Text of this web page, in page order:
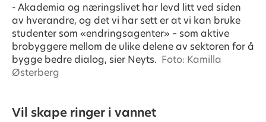
- Akademia og næringslivet har levd litt ved siden
av hverandre, og det vi har sett er at vi kan bruke
studenter som «endringsagenter» – som aktive
brobyggere mellom de ulike delene av sektoren for å
bygge bedre dialog, sier Neyts. Foto: Kamilla
Østerberg
Vil skape ringer i vannet